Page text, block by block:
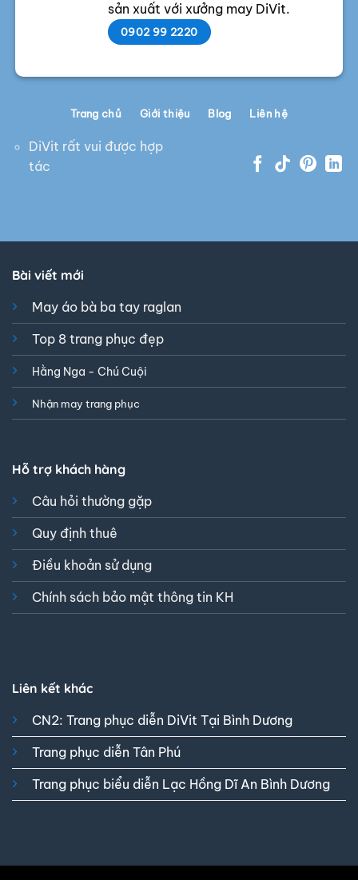
sản xuất với xưởng may DiVit.
0902 99 2220
DiVit rất vui được hợp
tác
Trang chủ Giới thiệu Blog Liên hệ
Bài viết mới
May áo bà ba tay raglan
Top 8 trang phục đẹp
Hằng Nga - Chú Cuội
Nhận may trang phục
Hỗ trợ khách hàng
Câu hỏi thường gặp
Quy định thuê
Điều khoản sử dụng
Chính sách bảo mật thông tin KH
Liên kết khác
CN2: Trang phục diễn DiVit Tại Bình Dương
Trang phục diễn Tân Phú
Trang phục biểu diễn Lạc Hồng Dĩ An Bình Dương